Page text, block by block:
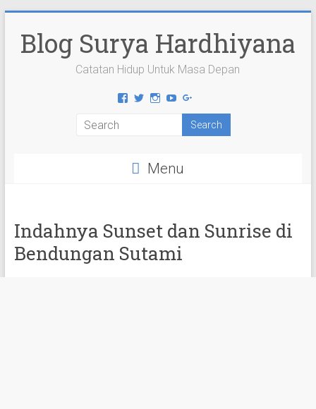
content
Blog Surya Hardhiyana
Catatan Hidup Untuk Masa Depan
ViewViewViewView
profileprofile
on
Menu
Indahnya Sunset dan Sunrise di
Bendungan Sutami